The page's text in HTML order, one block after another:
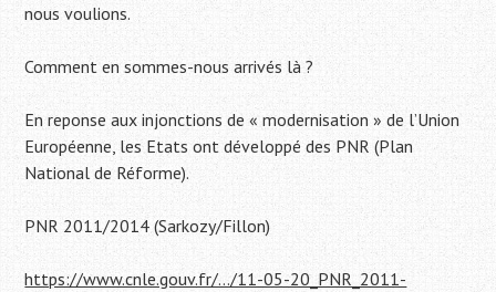
nous voulions.
Comment en sommes-nous arrivés là ?
En reponse aux injonctions de « modernisation » de l’Union
Européenne, les Etats ont développé des PNR (Plan
National de Réforme).
PNR 2011/2014 (Sarkozy/Fillon)
https://www.cnle.gouv.fr/…/11-05-20_PNR_2011-